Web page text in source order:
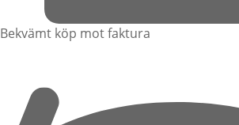
Bekvämt köp mot faktura